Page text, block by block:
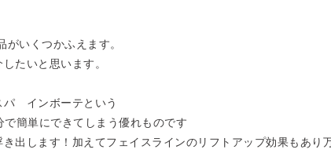
いくつかふえます。
たいと思います。
パ インボーテという
で簡単にできてしまう優れものです
出します！加えてフェイスラインのリフトアップ効果もあり